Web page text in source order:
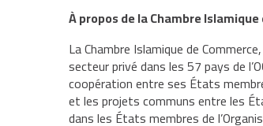
À propos de la Chambre
La Chambre Islamique de
secteurprivé dans les 57 pays de
coopération entre ses États
et les projets communs entre les
dans les États membres de